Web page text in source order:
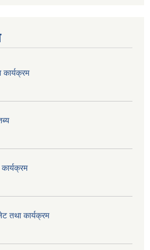
तथा कार्यक्रम